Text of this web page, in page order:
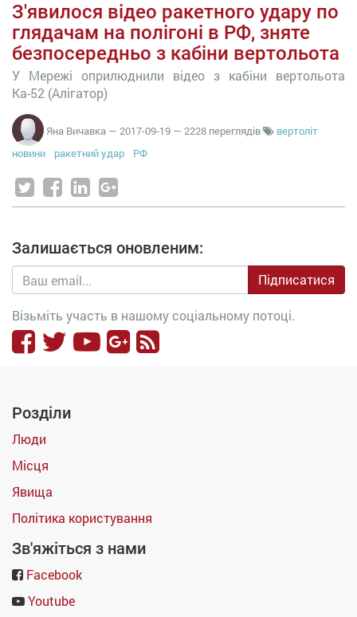
З'явилося відео ракетного удару по
глядачам на полігоні в РФ, зняте
безпосередньо з кабіни вертольота
У Мережі оприлюднили відео з кабіни вертольота
Ка-52 (Алігатор)
Яна Вичавка — 2017-09-19 — 2228 переглядів
вертоліт
новини
ракетний удар РФ
Залишається оновленим:
Підписатися
Візьміть участь в нашому соціальному потоці.
Розділи
Люди
Місця
Явища
Політика користування
Зв'яжіться з нами
Facebook
Youtube